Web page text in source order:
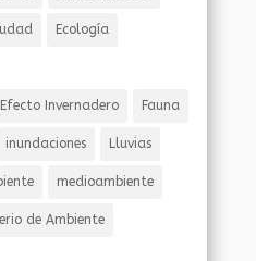
Ecología
Invernadero Fauna
inundaciones Lluvias
medioambiente
de Ambiente